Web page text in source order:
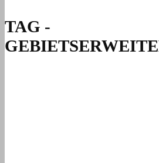
TAG -